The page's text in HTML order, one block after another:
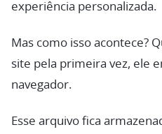
experiência personalizada.
Mas como isso acontece?
site pela primeira vez, ele
navegador.
Esse arquivo fica